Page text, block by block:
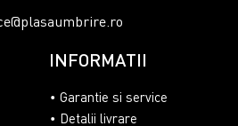
INFORMATII
Garantie si service
Detalii livrare